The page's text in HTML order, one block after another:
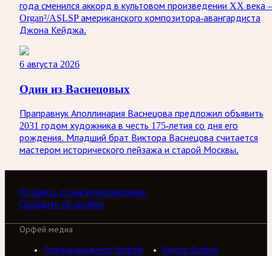
года сменился аккорд в культовом произведении XX века
Organ²/ASLSP американского композитора-авангардиста
Джона Кейджа.
6 августа 2026
Один из Васнецовых
Праправнук Аполлинария Васнецова предложил объявить
2031 годом художника в честь 175-летия со дня его
рождения. Младший брат Виктора Васнецова считается
мастером исторического пейзажа и старой Москвы.
Оставить отзыв или пожелание
Сообщить об ошибке
Орфей медиа
Телерадиоцентр Орфей
Видео Орфей